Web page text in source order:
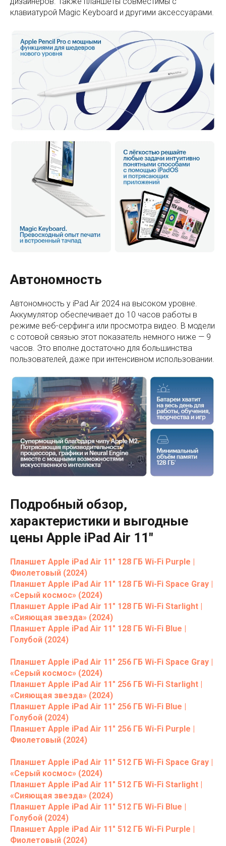
клавиатурой Magic Keyboard и другими аксессуарами.
Автономность
Автономность у iPad Air 2024 на высоком уровне.
Аккумулятор обеспечивает до 10 часов работы в
режиме веб-серфинга или просмотра видео. В модели
с сотовой связью этот показатель немного ниже — 9
часов. Это вполне достаточно для большинства
пользователей, даже при интенсивном использовании.
Подробный обзор,
характеристики и выгодные
цены Apple iPad Air 11"
Планшет Apple iPad Air 11" 128 ГБ Wi-Fi Purple |
Фиолетовый (2024)
Планшет Apple iPad Air 11" 128 ГБ Wi-Fi Space Gray |
«Серый космос» (2024)
Планшет Apple iPad Air 11" 128 ГБ Wi-Fi Starlight |
«Сияющая звезда» (2024)
Планшет Apple iPad Air 11" 128 ГБ Wi-Fi Blue |
Голубой (2024)
Планшет Apple iPad Air 11" 256 ГБ Wi-Fi Space Gray |
«Серый космос» (2024)
Планшет Apple iPad Air 11" 256 ГБ Wi-Fi Starlight |
«Сияющая звезда» (2024)
Планшет Apple iPad Air 11" 256 ГБ Wi-Fi Blue |
Голубой (2024)
Планшет Apple iPad Air 11" 256 ГБ Wi-Fi Purple |
Фиолетовый (2024)
Планшет Apple iPad Air 11" 512 ГБ Wi-Fi Space Gray |
«Серый космос» (2024)
Планшет Apple iPad Air 11" 512 ГБ Wi-Fi Starlight |
«Сияющая звезда» (2024)
Планшет Apple iPad Air 11" 512 ГБ Wi-Fi Blue |
Голубой (2024)
Планшет Apple iPad Air 11" 512 ГБ Wi-Fi Purple |
Фиолетовый (2024)